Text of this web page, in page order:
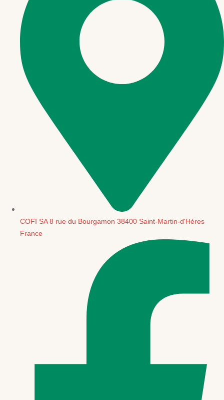
COFI SA 8 rue du Bourgamon 38400 Saint-Martin-d'Hères
France